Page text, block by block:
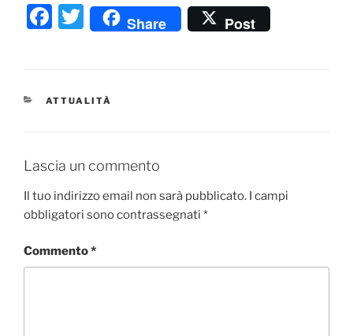
F
e
o
k
T
w
er
Share Post
CATEGORIE
ATTUALITÀ
Lascia un commento
Il tuo indirizzo email non sarà pubblicato. I campi
obbligatori sono contrassegnati *
Commento*